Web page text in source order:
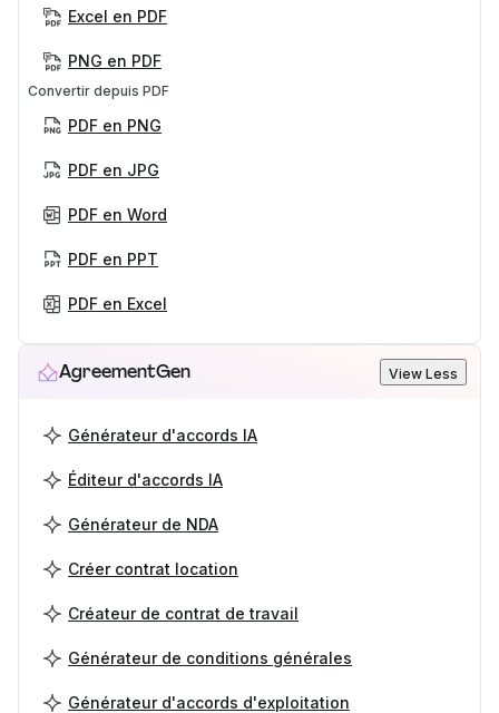
Excel en PDF
PNG en PDF
Convertir depuis PDF
PDF en PNG
PDF en JPG
PDF en Word
PDF en PPT
PDF en Excel
AgreementGen View Less
Générateur d'accords IA
Éditeur d'accords IA
Générateur de NDA
Créer contrat location
Créateur de contrat de travail
Générateur de conditions générales
Générateur d'accords d'exploitation